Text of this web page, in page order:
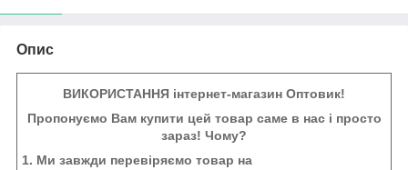
Опис
ВИКОРИСТАННЯ інтернет-магазин Оптовик!
Пропонуємо Вам купити цей товар саме в нас і просто
зараз! Чому?
1. Ми завжди перевіряємо товар на